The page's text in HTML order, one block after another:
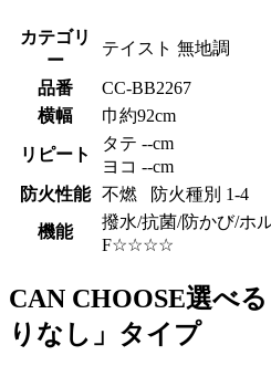
カテゴリ
ー
テイスト 無地調
品番
CC-BB2267
横幅
巾約92cm
リピート
タテ --cm
ヨコ --cm
防火性能
不燃 防火種別 1-4
機能
撥水/抗菌/防かび/ホ
F☆☆☆☆
CAN CHOOSE選べ
りなし」タイプ